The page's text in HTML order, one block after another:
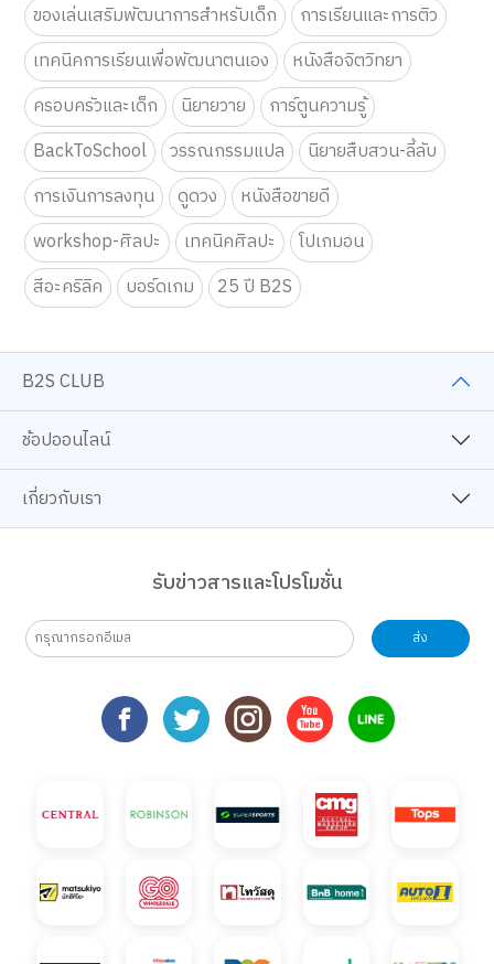
ของเล่นเสริมพัฒนาการสำหรับเด็ก
การเรียนและการติว
เทคนิคการเรียนเพื่อพัฒนาตนเอง
หนังสือจิตวิทยา
ครอบครัวและเด็ก
นิยายวาย
การ์ตูนความรู้
BackToSchool
วรรณกรรมแปล
นิยายสืบสวน-ลี้ลับ
การเงินการลงทุน
ดูดวง
หนังสือขายดี
workshop-ศิลปะ
เทคนิคศิลปะ
โปเกมอน
สีอะคริลิค
บอร์ดเกม 25 ปี B2S
B2S CLUB
ช้อปออนไลน์
เกี่ยวกับเรา
รับข่าวสารและโปรโมชั่น
ส่ง